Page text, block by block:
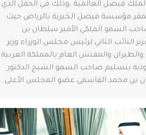
الملك فيصل العالمية ،وذلك في الحفل الذي
مؤسسة فيصل الخيرية بالرياض حيث
السمو الملكي الأمير سلطان بن
النائب الثاني لرئيس مجلس الوزراء وزير
والطيران والمفتش العام بالمملكة العربية
بتسليم صاحب السمو الشيخ الدكتور
بن محمد القاسمي عضو المجلس الأعلى…